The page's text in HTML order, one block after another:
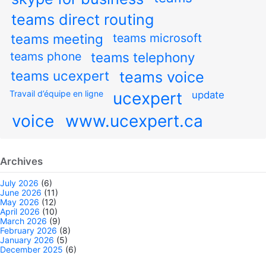
teams direct routing
teams meeting
teams microsoft
teams phone
teams telephony
teams ucexpert
teams voice
Travail d’équipe en ligne ucexpert update
voice www.ucexpert.ca
Archives
July 2026 (6)
June 2026 (11)
May 2026 (12)
April 2026 (10)
March 2026 (9)
February 2026 (8)
January 2026 (5)
December 2025 (6)